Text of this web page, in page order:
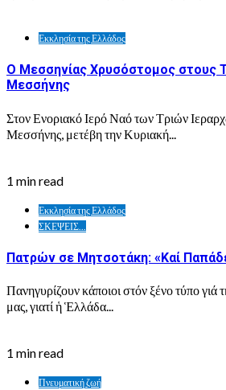
Εκκλησία της Ελλάδος
Ο Μεσσηνίας Χρυσόστομος στους
Μεσσήνης
Στον Ενοριακό Ιερό Ναό των Τριών
Μεσσήνης, μετέβη την Κυριακή...
1 min read
Εκκλησία της Ελλάδος
ΣΚΕΨΕΙΣ...
Πατρών σε Μητσοτάκη: «Καί
Πανηγυρίζουν κάποιοι στόν ξένο τύπο γιά
μας, γιατί ἡ Ἑλλάδα...
1 min read
Πνευματική ζωή